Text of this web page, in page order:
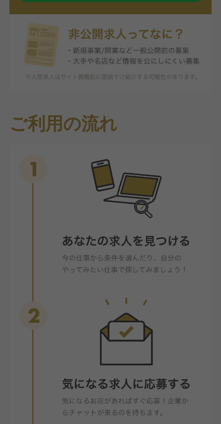
ご利用の流れ